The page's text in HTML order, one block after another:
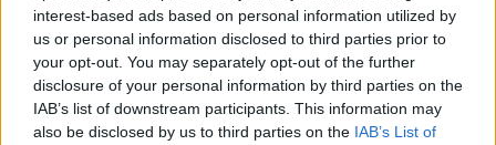
interest-based ads based on personal information utilized by
us or personal information disclosed to third parties prior to
your opt-out. You may separately opt-out of the further
disclosure of your personal information by third parties on the
IAB’s list of downstream participants. This information may
also be disclosed by us to third parties on the IAB’s List of